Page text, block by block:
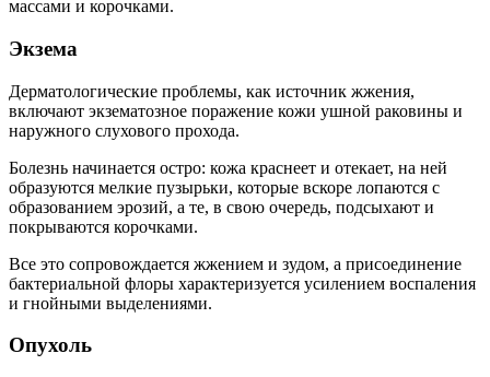
массами и корочками.
Экзема
Дерматологические проблемы, как источник жжения,
включают экзематозное поражение кожи ушной раковины и
наружного слухового прохода.
Болезнь начинается остро: кожа краснеет и отекает, на ней
образуются мелкие пузырьки, которые вскоре лопаются с
образованием эрозий, а те, в свою очередь, подсыхают и
покрываются корочками.
Все это сопровождается жжением и зудом, а присоединение
бактериальной флоры характеризуется усилением воспаления
и гнойными выделениями.
Опухоль